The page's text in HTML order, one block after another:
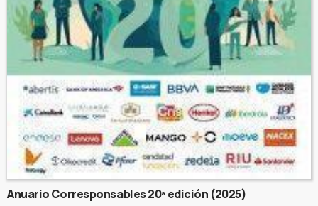
Anuario Corresponsables 20ª edición (2025)